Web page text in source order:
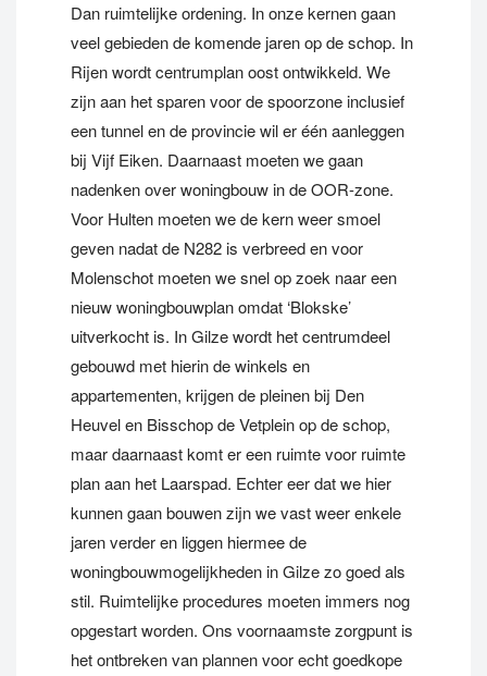
Dan ruimtelijke ordening. In onze kernen gaan
veel gebieden de komende jaren op de schop. In
Rijen wordt centrumplan oost ontwikkeld. We
zijn aan het sparen voor de spoorzone inclusief
een tunnel en de provincie wil er één aanleggen
bij Vijf Eiken. Daarnaast moeten we gaan
nadenken over woningbouw in de OOR-zone.
Voor Hulten moeten we de kern weer smoel
geven nadat de N282 is verbreed en voor
Molenschot moeten we snel op zoek naar een
nieuw woningbouwplan omdat ‘Blokske’
uitverkocht is. In Gilze wordt het centrumdeel
gebouwd met hierin de winkels en
appartementen, krijgen de pleinen bij Den
Heuvel en Bisschop de Vetplein op de schop,
maar daarnaast komt er een ruimte voor ruimte
plan aan het Laarspad. Echter eer dat we hier
kunnen gaan bouwen zijn we vast weer enkele
jaren verder en liggen hiermee de
woningbouwmogelijkheden in Gilze zo goed als
stil. Ruimtelijke procedures moeten immers nog
opgestart worden. Ons voornaamste zorgpunt is
het ontbreken van plannen voor echt goedkope